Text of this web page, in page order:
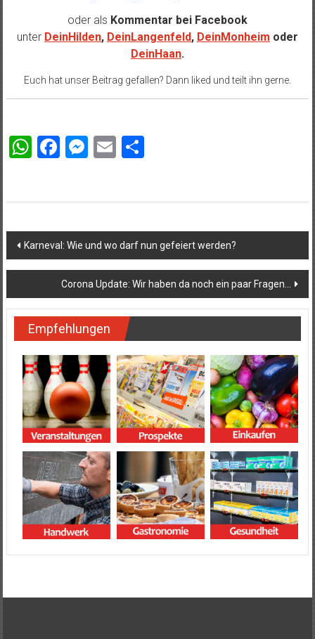
oder als Kommentar bei Facebook
unter DeinHilden, DeinLangenfeld, DeinMonheim oder
DeinHaan.
Euch hat unser Beitrag gefallen? Dann liked und teilt ihn gerne.
WhatsApp
Facebook
Messenger
EmailTeilen
Beitragsnavigation
Karneval: Wie und wo darf nun gefeiert werden?
Corona Update: Wir haben da noch ein paar Fragen…
Empfehlungen